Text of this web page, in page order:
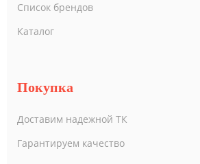
Список брендов
Каталог
Покупка
Доставим надежной ТК
Гарантируем качество